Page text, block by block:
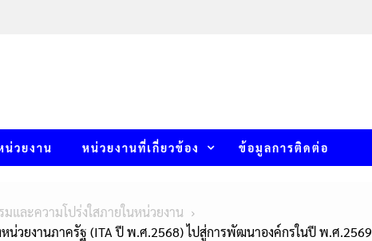
น่วยงาน หน่วยงานที่เกี่ยวข้อง ข้อมูลการติดต่อ
และความโปร่งใสภายในหน่วยงาน
น่วยงานภาครัฐ (ITA ปี พ.ศ.2568) ไปสู่การพัฒนาองค์กรในปี พ.ศ.2569